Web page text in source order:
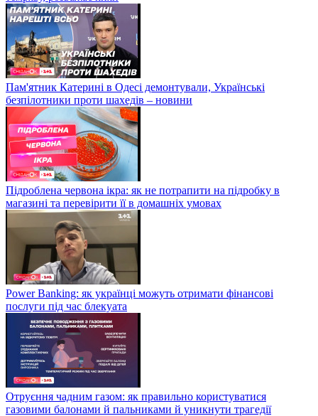
Пам'ятник Катерині в Одесі демонтували, Українські
безпілотники проти шахедів – новини
Підроблена червона ікра: як не потрапити на підробку в
магазині та перевірити її в домашніх умовах
Power Banking: як українці можуть отримати фінансові
послуги під час блекуата
Отруєння чадним газом: як правильно користуватися
газовими балонами й пальниками й уникнути трагедії